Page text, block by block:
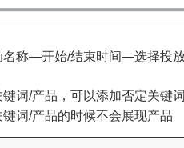
名称—开始/结束时间—选择投
词/产品，可以添加否定关键词
/产品的时候不会展现产品